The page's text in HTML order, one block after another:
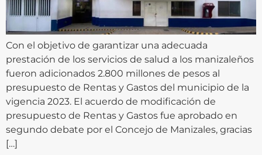
Con el objetivo de garantizar una adecuada
prestación de los servicios de salud a los manizaleños
fueron adicionados 2.800 millones de pesos al
presupuesto de Rentas y Gastos del municipio de la
vigencia 2023. El acuerdo de modificación de
presupuesto de Rentas y Gastos fue aprobado en
segundo debate por el Concejo de Manizales, gracias
[…]